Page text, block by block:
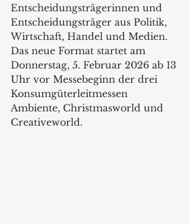
Entscheidungsträgerinnen und
Entscheidungsträger aus Politik,
Wirtschaft, Handel und Medien.
Das neue Format startet am
Donnerstag, 5. Februar 2026 ab 13
Uhr vor Messebeginn der drei
Konsumgüterleitmessen
Ambiente, Christmasworld und
Creativeworld.